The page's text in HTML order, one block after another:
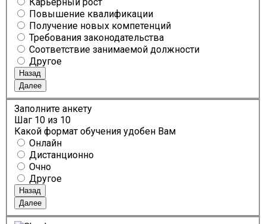
Повышение квалификации
Получение новых компетенций
Требования законодательства
Соответствие занимаемой должности
Другое
Назад
Далее
Заполните анкету
Шаг 10 из 10
Какой формат обучения удобен Вам
Онлайн
Дистанционно
Очно
Другое
Назад
Далее